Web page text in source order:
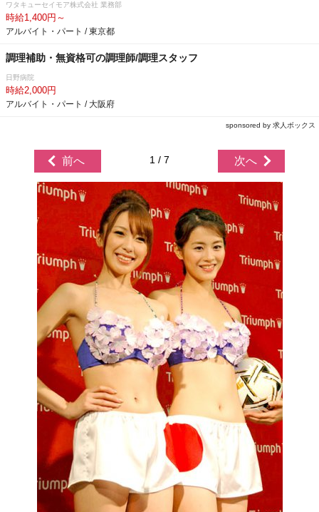
ワタキューセイモア株式会社 業務部
時給1,400円～
アルバイト・パート / 東京都
調理補助・無資格可の調理師/調理スタッフ
日野病院
時給2,000円
アルバイト・パート / 大阪府
sponsored by 求人ボックス
前へ 1 / 7 次へ